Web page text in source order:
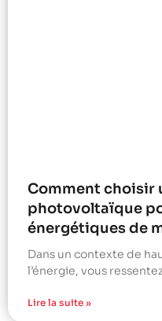
Comment choisir
photovoltaïque
énergétiques de
Dans un contexte de
l’énergie, vous
Lire la suite »